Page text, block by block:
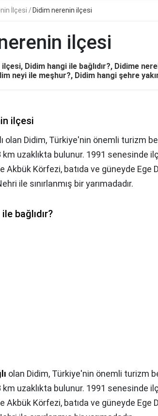
İlçesi Didim nerenin ilçesi
ilçesi
Didim hangi ile bağlıdır?, Didime
neyi ile meşhur?, Didim hangi şehre
ilçesi
olan Didim, Türkiye'nin önemli turizm
uzaklıkta bulunur. 1991 senesinde
Akbük Körfezi, batıda ve güneyde Ege
ile sınırlanmış bir yarımadadır.
bağlıdır?
olan Didim, Türkiye'nin önemli turizm
uzaklıkta bulunur. 1991 senesinde
Akbük Körfezi, batıda ve güneyde Ege